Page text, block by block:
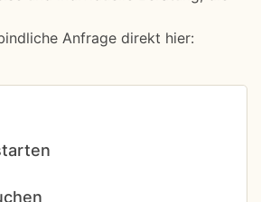
Anfrage direkt hier: